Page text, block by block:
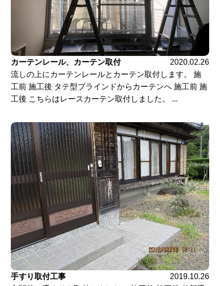
カーテンレール、カーテン取付
2020.02.26
流しの上にカーテンレールとカーテン取付します。 施
工前 施工後 タテ型ブラインドからカーテンへ 施工前 施
工後 こちらはレースカーテン取付しました。 ...
手すり取付工事
2019.10.26